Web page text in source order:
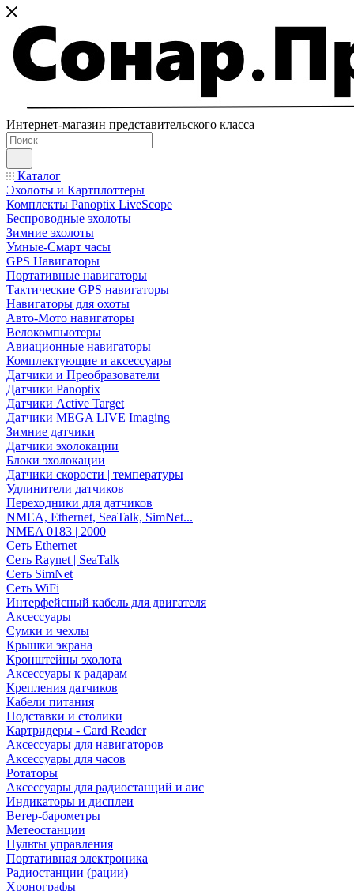
Интернет-магазин представительского класса
Каталог
Эхолоты и Картплоттеры
Комплекты Panoptix LiveScope
Беспроводные эхолоты
Зимние эхолоты
Умные-Смарт часы
GPS Навигаторы
Портативные навигаторы
Тактические GPS навигаторы
Навигаторы для охоты
Авто-Мото навигаторы
Велокомпьютеры
Авиационные навигаторы
Комплектующие и аксессуары
Датчики и Преобразователи
Датчики Panoptix
Датчики Active Target
Датчики MEGA LIVE Imaging
Зимние датчики
Датчики эхолокации
Блоки эхолокации
Датчики скорости | температуры
Удлинители датчиков
Переходники для датчиков
NMEA, Ethernet, SeaTalk, SimNet...
NMEA 0183 | 2000
Сеть Ethernet
Сеть Raynet | SeaTalk
Сеть SimNet
Сеть WiFi
Интерфейсный кабель для двигателя
Аксессуары
Сумки и чехлы
Крышки экрана
Кронштейны эхолота
Аксессуары к радарам
Крепления датчиков
Кабели питания
Подставки и столики
Картридеры - Card Reader
Аксессуары для навигаторов
Аксессуары для часов
Ротаторы
Аксессуары для радиостанций и аис
Индикаторы и дисплеи
Ветер-барометры
Метеостанции
Пульты управления
Портативная электроника
Радиостанции (рации)
Хронографы